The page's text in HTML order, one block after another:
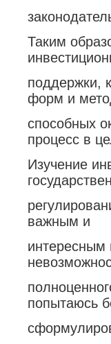
Таким
поддержки,
форм и
способных
процесс в
Изучение
важным и
интересным
попытаюсь